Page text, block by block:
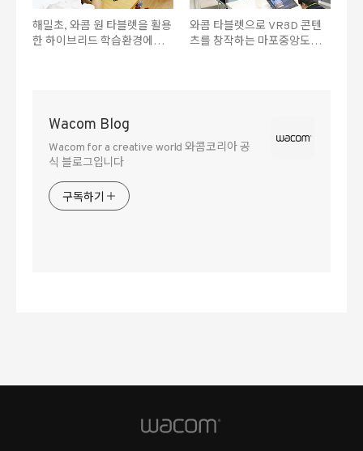
해밀초, 와콤 원 타블렛을 활용
한 하이브리드 학습환경에서
와콤 타블렛으로 VR·3D 콘텐
츠를 창작하는 마포중앙도서
Wacom Blog
Wacom for a creative world 와콤코리아 공
식 블로그입니다
구독하기